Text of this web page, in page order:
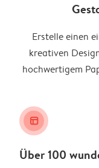
Erstelle einen
kreativen
hochwertigem
layout_alt
Über 100